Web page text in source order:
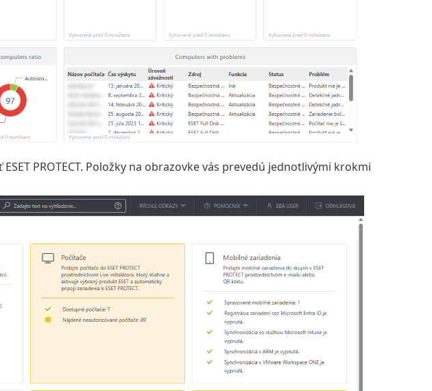
PROTECT. Položky na obrazovke vás prevedú jednotlivými krokmi